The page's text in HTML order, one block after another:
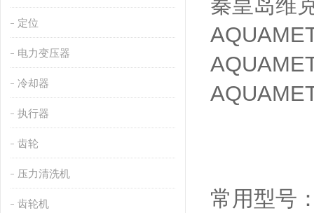
定位
电力变压器
冷却器
执行器
齿轮
压力清洗机
齿轮机
秦皇岛维
常用型号